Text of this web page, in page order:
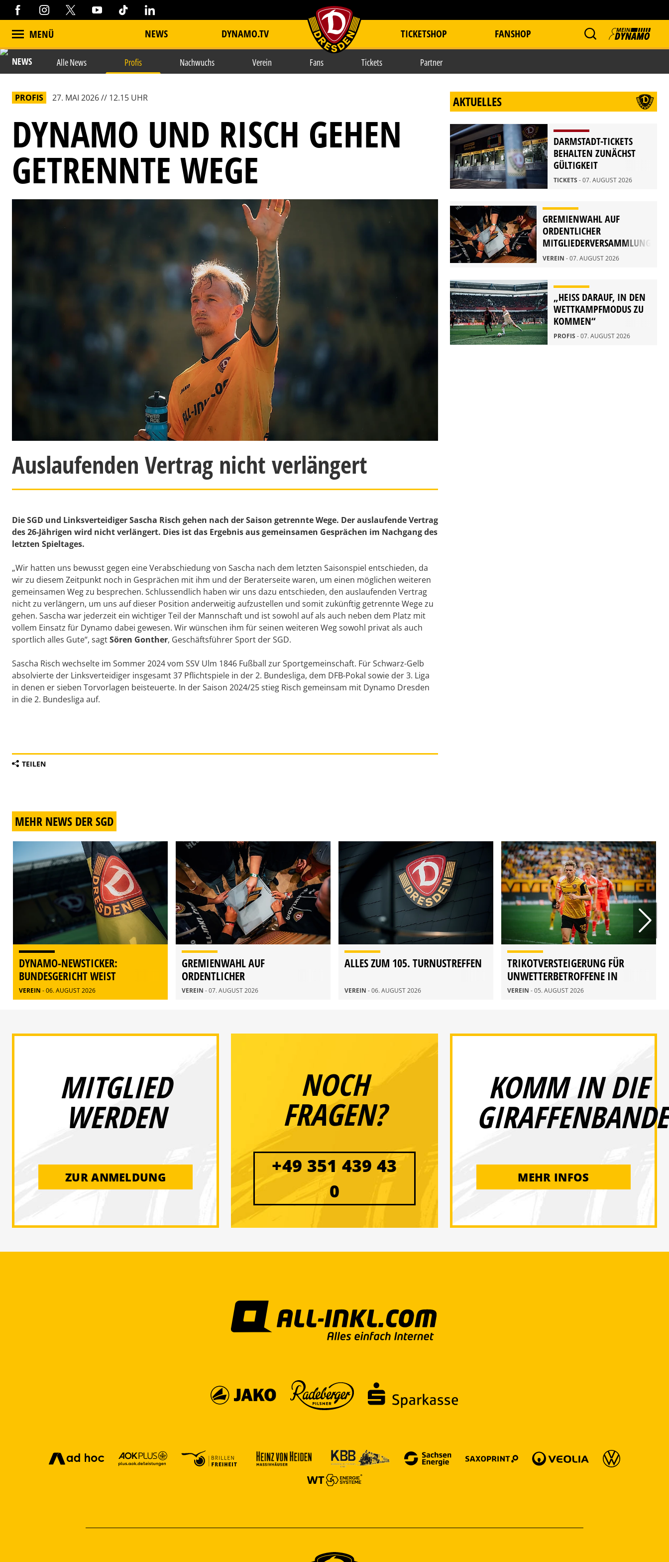
MENÜ NEWS DYNAMO.TV item.title TICKETSHOP FANSHOP
NEWS Alle News Profis Nachwuchs Verein Fans Tickets Partner
PROFIS 27. MAI 2026 // 12.15 UHR
DYNAMO UND RISCH GEHEN
GETRENNTE WEGE
Auslaufenden Vertrag nicht verlängert
Die SGD und Linksverteidiger Sascha Risch gehen nach der Saison getrennte Wege. Der auslaufende Vertrag
des 26-Jährigen wird nicht verlängert. Dies ist das Ergebnis aus gemeinsamen Gesprächen im Nachgang des
letzten Spieltages.
„Wir hatten uns bewusst gegen eine Verabschiedung von Sascha nach dem letzten Saisonspiel entschieden, da
wir zu diesem Zeitpunkt noch in Gesprächen mit ihm und der Beraterseite waren, um einen möglichen weiteren
gemeinsamen Weg zu besprechen. Schlussendlich haben wir uns dazu entschieden, den auslaufenden Vertrag
nicht zu verlängern, um uns auf dieser Position anderweitig aufzustellen und somit zukünftig getrennte Wege zu
gehen. Sascha war jederzeit ein wichtiger Teil der Mannschaft und ist sowohl auf als auch neben dem Platz mit
vollem Einsatz für Dynamo dabei gewesen. Wir wünschen ihm für seinen weiteren Weg sowohl privat als auch
sportlich alles Gute“, sagtSören Gonther, Geschäftsführer Sport der SGD.
Sascha Risch wechselte im Sommer 2024 vom SSV Ulm 1846 Fußball zur Sportgemeinschaft. Für Schwarz-Gelb
absolvierte der Linksverteidiger insgesamt 37 Pflichtspiele in der 2. Bundesliga, dem DFB-Pokal sowie der 3. Liga
in denen er sieben Torvorlagen beisteuerte. In der Saison 2024/25 stieg Risch gemeinsam mit Dynamo Dresden
in die 2. Bundesliga auf.
TEILEN
AKTUELLES
DARMSTADT-TICKETS
BEHALTEN ZUNÄCHST
GÜLTIGKEIT
TICKETS - 07. AUGUST 2026
GREMIENWAHL AUF
ORDENTLICHER
MITGLIEDERVERSAMMLUNG
2026
VEREIN - 07. AUGUST 2026
„HEISS DARAUF, IN DEN W
ETTKAMPFMODUS ZU K
OMMEN“
PROFIS - 07. AUGUST 2026
MEHR NEWS DER SGD
DYNAMO-NEWSTICKER:
BUNDESGERICHT WEIST
BERUFUNG ZURÜCK
VEREIN - 06. AUGUST 2026
GREMIENWAHL AUF
ORDENTLICHER
MITGLIEDERVERSAMMLUNG 2026
VEREIN - 07. AUGUST 2026
ALLES ZUM 105. TURNUSTREFFEN
VEREIN - 06. AUGUST 2026
TRIKOTVERSTEIGERUNG FÜR
UNWETTERBETROFFENE IN
RATHEN
VEREIN - 05. AUGUST 2026
MITGLIED
WERDEN
ZUR ANMELDUNG
NOCH
FRAGEN?
+49 351 439 43
0
KOMM IN DIE
GIRAFFENBANDE
MEHR INFOS